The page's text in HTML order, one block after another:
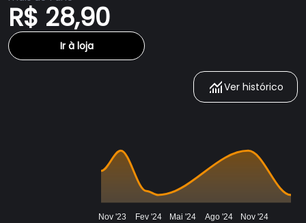
R$ 28,90
Ir à loja
Ver histórico
Nov '23 Fev '24 Mai '24 Ago '24 Nov '24